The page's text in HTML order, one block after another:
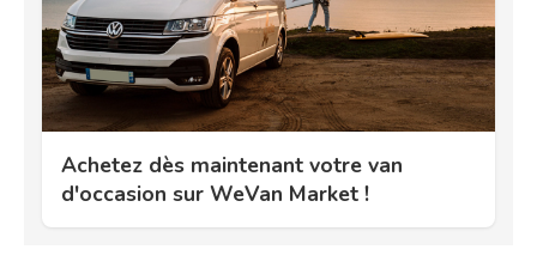
Achetez dès maintenant votre van
d'occasion sur WeVan Market !